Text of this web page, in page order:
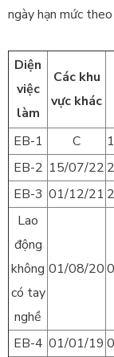
ngày hạn mức
Diện
việc
làm
Các khu
vực khác
EB-1 C
EB-2 15/07/22
EB-3 01/12/21
Lao
động
không
có tay
nghề
01/08/20
EB-4 01/01/19